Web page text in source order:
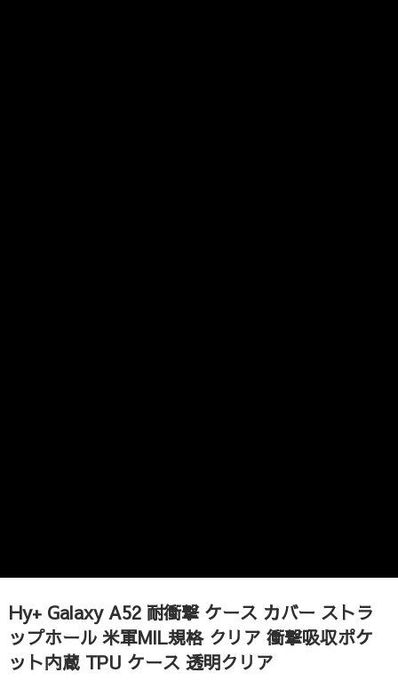
Hy+ Galaxy A52 耐衝撃 ケース カバー ストラ
ップホール 米軍MIL規格 クリア 衝撃吸収ポケ
ット内蔵 TPU ケース 透明クリア